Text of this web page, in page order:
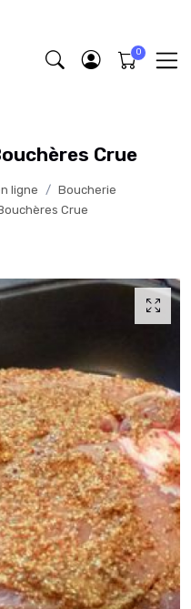
Crue
ligne
Boucherie
Crue